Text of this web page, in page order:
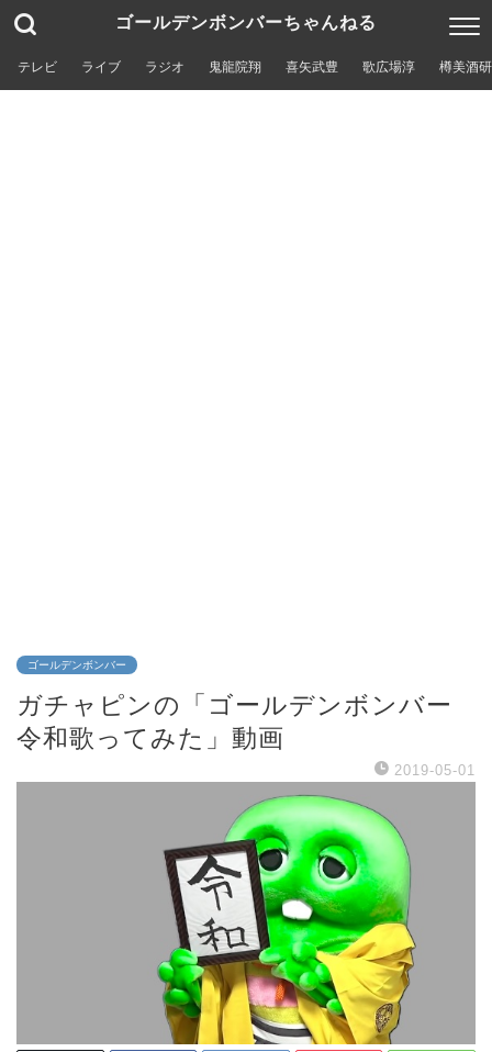
ゴールデンボンバーちゃんねる
テレビ ライブ ラジオ 鬼龍院翔 喜矢武豊 歌広場淳 樽美酒
ゴールデンボンバー
ガチャピンの「ゴールデンボンバー
令和歌ってみた」動画
2019-05-01